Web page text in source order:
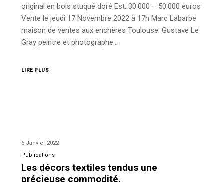
original en bois stuqué doré Est. 30.000 – 50.000 euros
Vente le jeudi 17 Novembre 2022 à 17h Marc Labarbe
maison de ventes aux enchères Toulouse. Gustave Le
Gray peintre et photographe…
LIRE PLUS
6 Janvier 2022
Publications
Les décors textiles tendus une
précieuse commodité.